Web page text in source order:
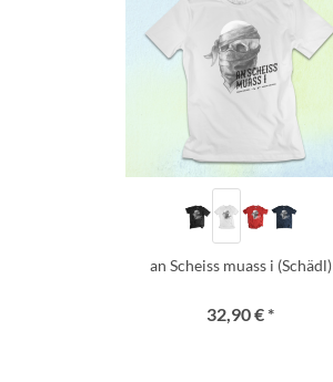
an Scheiss muass i (Schädl)
32,90 € *